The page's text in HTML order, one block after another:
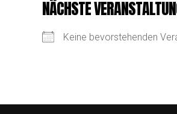
NÄCHSTE
Keine bevorstehenden